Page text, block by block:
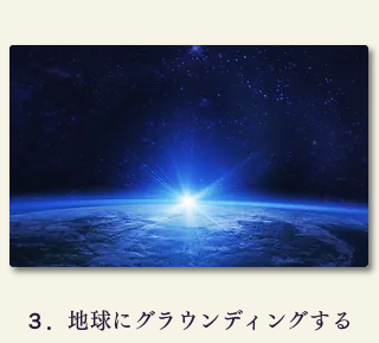
​３．地球にグラウンディングする